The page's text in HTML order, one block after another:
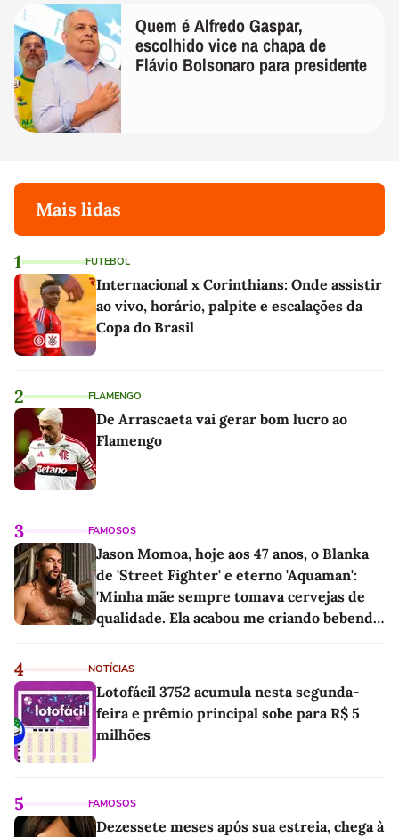
Quem é Alfredo Gaspar,
escolhido vice na chapa de
Flávio Bolsonaro para presidente
Mais lidas
1 FUTEBOL
Internacional x Corinthians: Onde assistir
ao vivo, horário, palpite e escalações da
Copa do Brasil
2 FLAMENGO
De Arrascaeta vai gerar bom lucro ao
Flamengo
3 FAMOSOS
Jason Momoa, hoje aos 47 anos, o Blanka
de 'Street Fighter' e eterno 'Aquaman':
'Minha mãe sempre tomava cervejas de
qualidade. Ela acabou me criando bebendo
4 NOTÍCIAS
Lotofácil 3752 acumula nesta segunda-
feira e prêmio principal sobe para R$ 5
milhões
5 FAMOSOS
Dezessete meses após sua estreia, chega à